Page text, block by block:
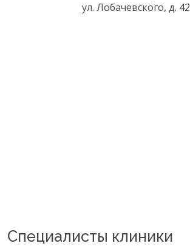
ул. Лобачевского, д. 42
Специалисты клиники